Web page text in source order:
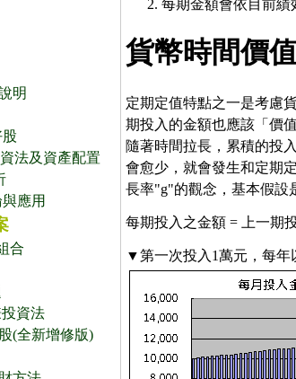
明
法及資產配置
應用
合
資法
(全新增修版)
每期金額會依目前績
貨幣時間價
定期定值特點之一是考慮
期投入的金額也應該「價
隨著時間拉長，累積的投
會愈少，就會發生和定期
長率"g"的觀念，基本假設
每期投入之金額 = 上一期
▼第一次投入1萬元，每年